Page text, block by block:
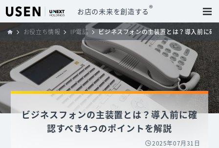
お店の未来を創造する®
お役立ち情報 IP電話 ビジネスフォンの主装置とは？導入前に確
ビジネスフォンの主装置とは？導入前に確
認すべき4つのポイントを解説
2025年07月31日